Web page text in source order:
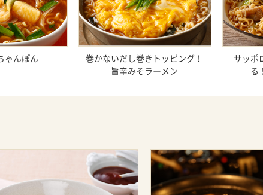
ゃんぽん
巻かないだし巻きトッピング！
旨辛みそラーメン
サッポ
る